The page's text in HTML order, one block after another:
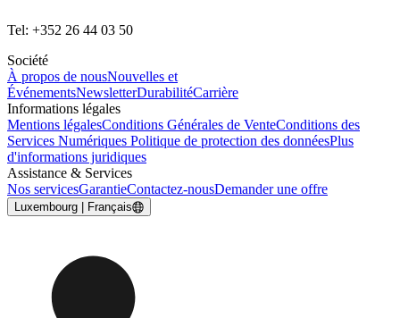
Tel: +352 26 44 03 50
Société
À propos de nousNouvelles et
ÉvénementsNewsletterDurabilitéCarrière
Informations légales
Mentions légalesConditions Générales de VenteConditions des
Services Numériques Politique de protection des donnéesPlus
d'informations juridiques
Assistance & Services
Nos servicesGarantieContactez-nousDemander une offre
Luxembourg | Français